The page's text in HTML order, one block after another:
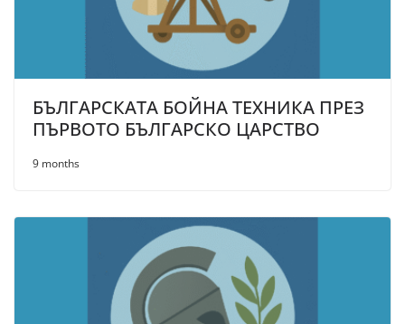
БЪЛГАРСКАТА БОЙНА ТЕХНИКА ПРЕЗ
ПЪРВОТО БЪЛГАРСКО ЦАРСТВО
9 months